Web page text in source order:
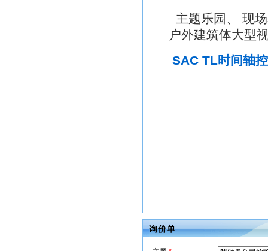
主题乐园、 现
户外建筑体大型
SAC TL时间轴
询价单